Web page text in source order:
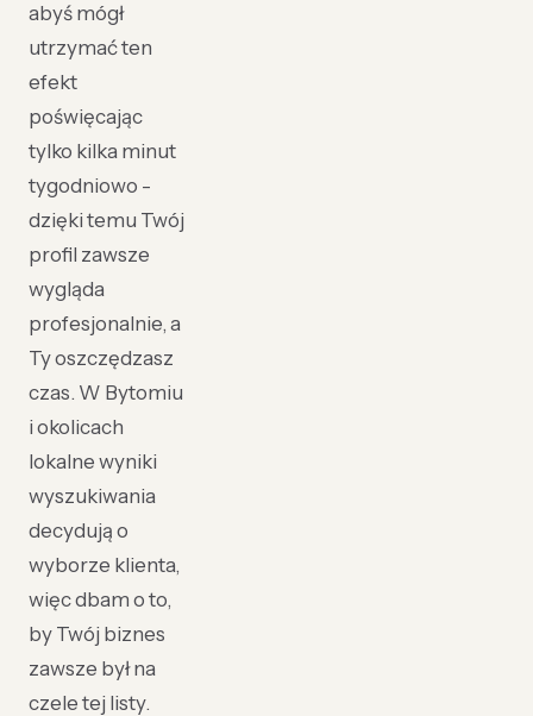
abyś mógł
utrzymać ten
efekt
poświęcając
tylko kilka minut
tygodniowo -
dzięki temu Twój
profil zawsze
wygląda
profesjonalnie, a
Ty oszczędzasz
czas. W Bytomiu
i okolicach
lokalne wyniki
wyszukiwania
decydują o
wyborze klienta,
więc dbam o to,
by Twój biznes
zawsze był na
czele tej listy.